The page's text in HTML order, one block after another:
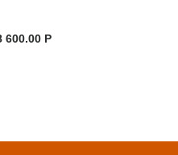
600.00 P